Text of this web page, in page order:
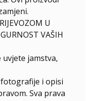
U
VAŠIH
jamstva,
i opisi
Sva prava